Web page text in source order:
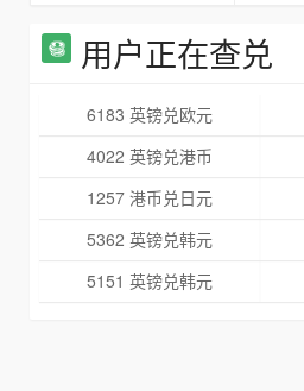
用户正在查兑
6183 英镑兑欧元
4022 英镑兑港币
1257 港币兑日元
5362 英镑兑韩元
5151 英镑兑韩元